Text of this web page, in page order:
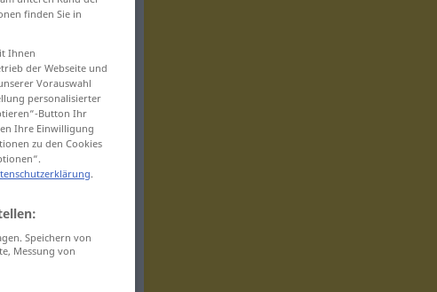
finden Sie in
Ihnen
der Webseite und
Vorauswahl
personalisierter
Button Ihr
Ihre Einwilligung
zu den Cookies
.
Speichern von
Messung von